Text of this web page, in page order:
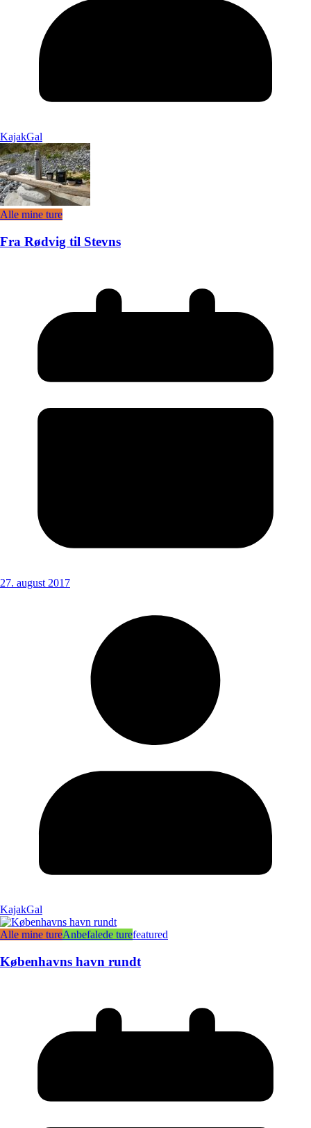
KajakGal
Alle mine ture
Fra Rødvig til Stevns
27. august 2017
KajakGal
Alle mine tureAnbefalede turefeatured
Københavns havn rundt